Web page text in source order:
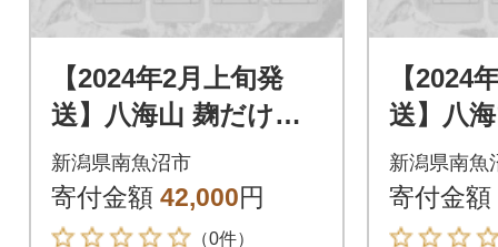
【2024年2月上旬発
送】八海山 麹だけで
つくったあまさけ(82
5g×12本)
新潟県南魚沼市
寄付金額 42,000円
（0件）
【2024
送】八
つくっ
5g×12本
新潟県南魚
寄付金額